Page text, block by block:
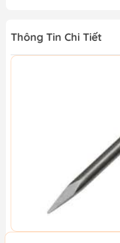
Thông Tin Chi Tiết